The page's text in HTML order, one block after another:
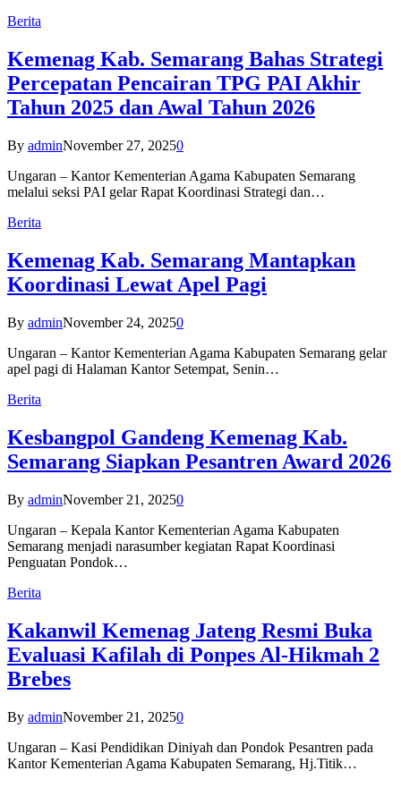
Berita
Kemenag Kab. Semarang Bahas Strategi
Percepatan Pencairan TPG PAI Akhir
Tahun 2025 dan Awal Tahun 2026
By adminNovember 27, 20250
Ungaran – Kantor Kementerian Agama Kabupaten Semarang
melalui seksi PAI gelar Rapat Koordinasi Strategi dan…
Berita
Kemenag Kab. Semarang Mantapkan
Koordinasi Lewat Apel Pagi
By adminNovember 24, 20250
Ungaran – Kantor Kementerian Agama Kabupaten Semarang gelar
apel pagi di Halaman Kantor Setempat, Senin…
Berita
Kesbangpol Gandeng Kemenag Kab.
Semarang Siapkan Pesantren Award 2026
By adminNovember 21, 20250
Ungaran – Kepala Kantor Kementerian Agama Kabupaten
Semarang menjadi narasumber kegiatan Rapat Koordinasi
Penguatan Pondok…
Berita
Kakanwil Kemenag Jateng Resmi Buka
Evaluasi Kafilah di Ponpes Al-Hikmah 2
Brebes
By adminNovember 21, 20250
Ungaran – Kasi Pendidikan Diniyah dan Pondok Pesantren pada
Kantor Kementerian Agama Kabupaten Semarang, Hj.Titik…